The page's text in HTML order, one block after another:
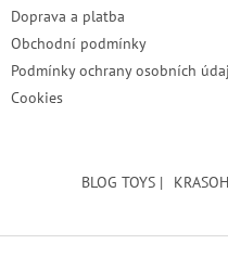
Doprava a platba
Obchodní podmínky
Podmínky ochrany osobních
Cookies
BLOG TOYS |